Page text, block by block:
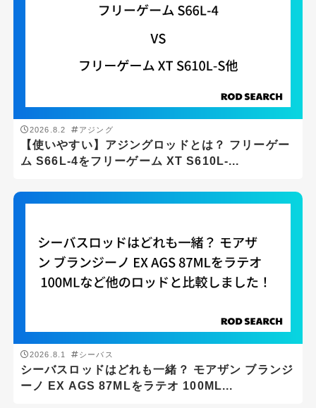
2026.8.2 アジング
【使いやすい】アジングロッドとは？ フリーゲー
ム S66L-4をフリーゲーム XT S610L-...
2026.8.1 シーバス
シーバスロッドはどれも一緒？ モアザン ブランジ
ーノ EX AGS 87MLをラテオ 100ML...